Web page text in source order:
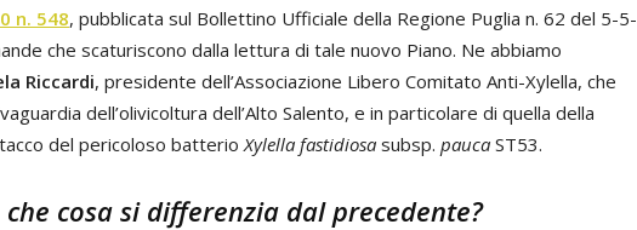
n. 548, pubblicata sul Bollettino Ufficiale della Regione Puglia n. 62 del 5-5-
che scaturiscono dalla lettura di tale nuovo Piano. Ne abbiamo
Riccardi, presidente dell’Associazione Libero Comitato Anti-Xylella, che
dell’olivicoltura dell’Alto Salento, e in particolare di quella della
del pericoloso batterioXylella fastidiosa subsp. pauca ST53.
cosa si differenzia dal precedente?